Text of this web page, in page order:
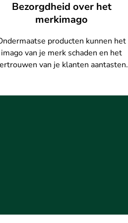
Bezorgdheid over het
merkimago
producten kunnen het
imago van je merk schaden en het
van je klanten aantasten.